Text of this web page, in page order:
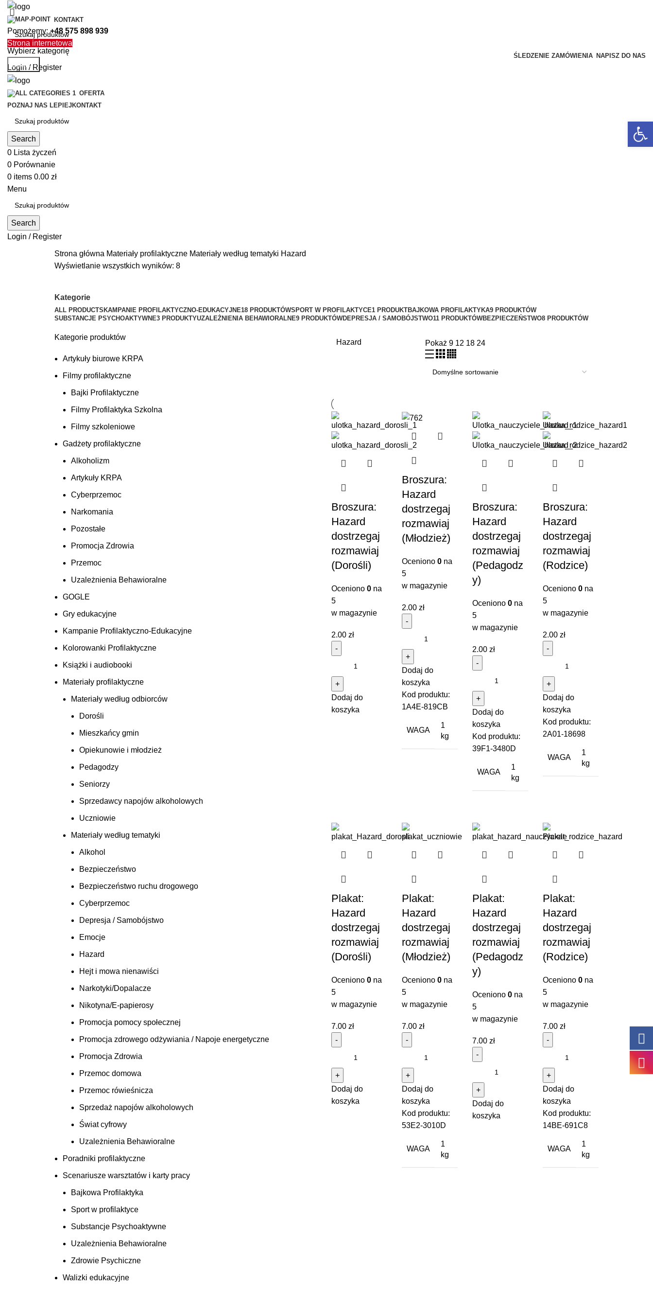
KONTAKT
Pomożemy:+48 575 898 939
Strona internetowa
ŚLEDZENIE ZAMÓWIENIA NAPISZ DO NAS
Login / Register
OFERTA
POZNAJ NAS LEPIEJKONTAKT
Search
0 Lista życzeń
0 Porównanie
0 items 0.00 zł
Menu
Search
Login / Register
Strona główna Materiały profilaktyczne Materiały według tematyki Hazard
Wyświetlanie wszystkich wyników: 8
Kategorie
ALL PRODUCTSKAMPANIE PROFILAKTYCZNO-EDUKACYJNE18 PRODUKTÓWSPORT W PROFILAKTYCE1 PRODUKTBAJKOWA PROFILAKTYKA9 PRODUKTÓW
SUBSTANCJE PSYCHOAKTYWNE3 PRODUKTYUZALEŻNIENIA BEHAWIORALNE9 PRODUKTÓWDEPRESJA / SAMOBÓJSTWO11 PRODUKTÓWBEZPIECZEŃSTWO8 PRODUKTÓW
Kategorie produktów
Artykuły biurowe KRPA
Filmy profilaktyczne
Bajki Profilaktyczne
Filmy Profilaktyka Szkolna
Filmy szkoleniowe
Gadżety profilaktyczne
Alkoholizm
Artykuły KRPA
Cyberprzemoc
Narkomania
Pozostałe
Promocja Zdrowia
Przemoc
Uzależnienia Behawioralne
GOGLE
Gry edukacyjne
Kampanie Profilaktyczno-Edukacyjne
Kolorowanki Profilaktyczne
Książki i audiobooki
Materiały profilaktyczne
Materiały według odbiorców
Dorośli
Mieszkańcy gmin
Opiekunowie i młodzież
Pedagodzy
Seniorzy
Sprzedawcy napojów alkoholowych
Uczniowie
Materiały według tematyki
Alkohol
Bezpieczeństwo
Bezpieczeństwo ruchu drogowego
Cyberprzemoc
Depresja / Samobójstwo
Emocje
Hazard
Hejt i mowa nienawiści
Narkotyki/Dopalacze
Nikotyna/E-papierosy
Promocja pomocy społecznej
Promocja zdrowego odżywiania / Napoje energetyczne
Promocja Zdrowia
Przemoc domowa
Przemoc rówieśnicza
Sprzedaż napojów alkoholowych
Świat cyfrowy
Uzależnienia Behawioralne
Poradniki profilaktyczne
Scenariusze warsztatów i karty pracy
Bajkowa Profilaktyka
Sport w profilaktyce
Substancje Psychoaktywne
Uzależnienia Behawioralne
Zdrowie Psychiczne
Walizki edukacyjne
Hazard Pokaż9 12 18 24
Broszura:
Hazard
dostrzegaj
rozmawiaj
(Dorośli)
Oceniono 0 na
5
w magazynie
2.00 zł
Dodaj do
koszyka
Broszura:
Hazard
dostrzegaj
rozmawiaj
(Młodzież)
Oceniono 0 na
5
w magazynie
2.00 zł
Dodaj do
koszyka
Kod produktu:
1A4E-819CB
WAGA
1
kg
Broszura:
Hazard
dostrzegaj
rozmawiaj
(Pedagodz
y)
Oceniono 0 na
5
w magazynie
2.00 zł
Dodaj do
koszyka
Kod produktu:
39F1-3480D
WAGA
1
kg
Broszura:
Hazard
dostrzegaj
rozmawiaj
(Rodzice)
Oceniono 0 na
5
w magazynie
2.00 zł
Dodaj do
koszyka
Kod produktu:
2A01-18698
WAGA
1
kg
Plakat:
Hazard
dostrzegaj
rozmawiaj
(Dorośli)
Oceniono 0 na
5
w magazynie
7.00 zł
Dodaj do
koszyka
Plakat:
Hazard
dostrzegaj
rozmawiaj
(Młodzież)
Oceniono 0 na
5
w magazynie
7.00 zł
Dodaj do
koszyka
Kod produktu:
53E2-3010D
WAGA
1
kg
Plakat:
Hazard
dostrzegaj
rozmawiaj
(Pedagodz
y)
Oceniono 0 na
5
w magazynie
7.00 zł
Dodaj do
koszyka
Plakat:
Hazard
dostrzegaj
rozmawiaj
(Rodzice)
Oceniono 0 na
5
w magazynie
7.00 zł
Dodaj do
koszyka
Kod produktu:
14BE-691C8
WAGA
1
kg
Wybierz kategorię
Search